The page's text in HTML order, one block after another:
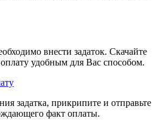
внести задаток. Скачайте
удобным для Вас способом.
задатка, прикрипите и отправьте
факт оплаты.